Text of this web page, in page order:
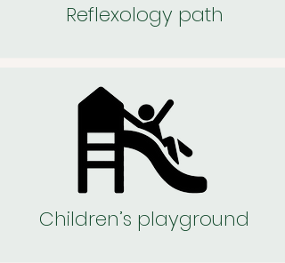
Reflexology path
Children’s playground